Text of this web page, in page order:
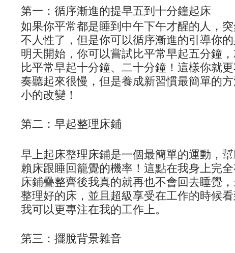
第一：循序漸進的提早五到十分鐘起床
如果你平常都是睡到中午下午才醒的人，
不人性了，但是你可以循序漸進的引導你
明天開始，你可以嘗試比平常早起五分鐘
比平常早起十分鐘、二十分鐘！這樣你就
奏聽起來很慢，但是養成新習慣最簡單的
小的改變！
第二：早起整理床鋪
早上起床整理床鋪是一個最簡單的運動，
賴床跟睡回籠覺的機率！這點在我身上完
床鋪疊整齊後我真的就再也不會回去睡覺
整理好的床，並且超級享受在工作的時候
我可以更專注在我的工作上。
第三：擺脫背景雜音